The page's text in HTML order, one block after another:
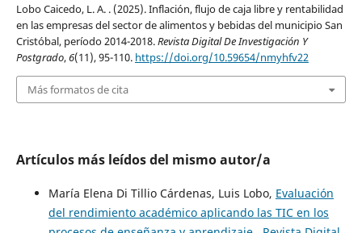
Lobo Caicedo, L. A. . (2025). Inflación, flujo de caja libre y rentabilidad
en las empresas del sector de alimentos y bebidas del municipio San
Cristóbal, período 2014-2018.Revista Digital De Investigación Y
Postgrado,6(11), 95-110. https://doi.org/10.59654/nmyhfv22
Más formatos de cita
Artículos más leídos del mismo autor/a
María Elena Di Tillio Cárdenas, Luis Lobo, Evaluación
del rendimiento académico aplicando las TIC en los